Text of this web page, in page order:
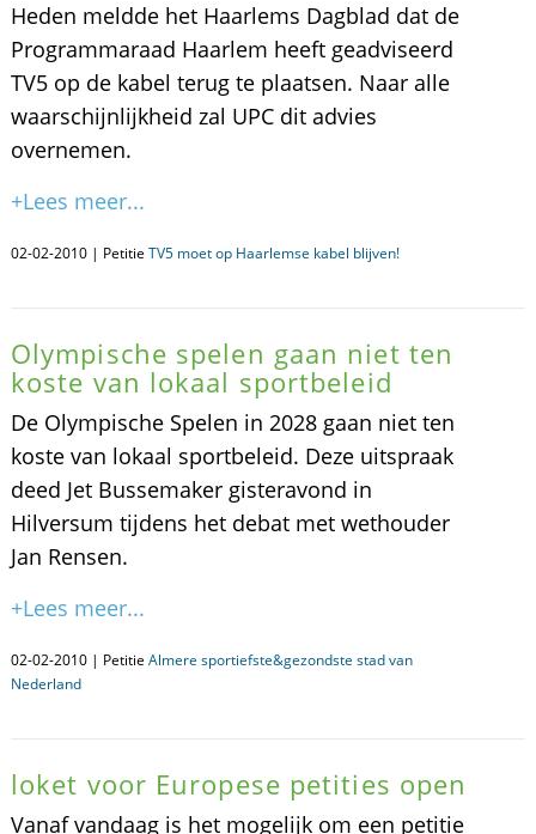
Heden meldde het Haarlems Dagblad dat de
Programmaraad Haarlem heeft geadviseerd
TV5 op de kabel terug te plaatsen. Naar alle
waarschijnlijkheid zal UPC dit advies
overnemen.
+Lees meer...
02-02-2010 | Petitie TV5 moet op Haarlemse kabel blijven!
Olympische spelen gaan niet ten
koste van lokaal sportbeleid
De Olympische Spelen in 2028 gaan niet ten
koste van lokaal sportbeleid. Deze uitspraak
deed Jet Bussemaker gisteravond in
Hilversum tijdens het debat met wethouder
Jan Rensen.
+Lees meer...
02-02-2010 | Petitie Almere sportiefste&gezondste stad van
Nederland
loket voor Europese petities open
Vanaf vandaag is het mogelijk om een petitie